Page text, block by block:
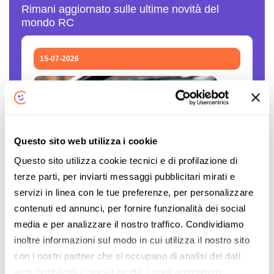
Questo sito web utilizza i cookie
Questo sito utilizza cookie tecnici e di profilazione di
terze parti, per inviarti messaggi pubblicitari mirati e
servizi in linea con le tue preferenze, per personalizzare
contenuti ed annunci, per fornire funzionalità dei social
media e per analizzare il nostro traffico. Condividiamo
inoltre informazioni sul modo in cui utilizza il nostro sito
con i nostri partner che si occupano di analisi dei dati
web, pubblicità e social media, i quali potrebbero
Rimani aggiornato sulle ultime novità del
mondo RC
15-07-2026
Polizze auto false: come verificare se una
compagnia è autorizzata
Il caro assicurazioni RC auto è innegabile. Le
persone sono disperate, gli stipendi sono
sempre gli stessi, mentre il costo... L'articolo